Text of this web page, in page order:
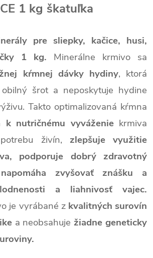
1 kg škatuľka
pre sliepky, kačice, husi,
1 kg. Minerálne krmivo sa
kŕmnej dávky hydiny, ktorá
šrot a neposkytuje hydine
Takto optimalizovaná kŕmna
k nutričnému vyváženiekrmiva
živín, zlepšuje využitie
podporuje dobrý zdravotný
zvyšovať znášku a
a liahnivosť vajec.
je vyrábané zkvalitných surovín
a neobsahuje žiadne geneticky